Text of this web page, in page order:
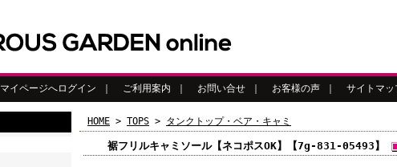
マイページへログイン ご利用案内 お問い合せ お客様の声 サイトマッ
HOME > TOPS > タンクトップ・ベア・キャミ
裾フリルキャミソール【ネコポスOK】【7g-831-05493】